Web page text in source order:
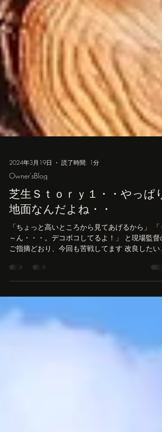
2024年3月19日 読了時間: 1分
Owner'sBlog
芝生Ｓｔｏｒｙ１・・やっぱり
地面なんだよね・・
～ん・・・。デコボコしてるよ！」 と現場監督の
ご指摘どおり、今回も苦戦してます 改良したいと
ころを掘り起こした夜、雨・・。 そのままにしと
くとグチャグチャになるから一応ブルーシートで